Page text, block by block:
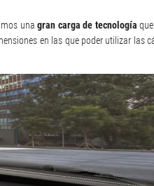
unagran carga de tecnología
en las que poder utilizar las